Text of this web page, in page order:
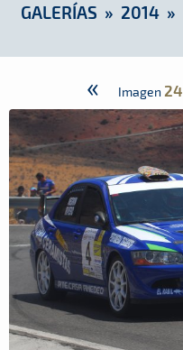
GALERÍAS » 2014»
« Imagen 24